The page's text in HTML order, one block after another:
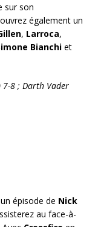
sur son
également un
, Larroca,
Bianchi et
7-8 ; Darth Vader
épisode de Nick
au face-à-